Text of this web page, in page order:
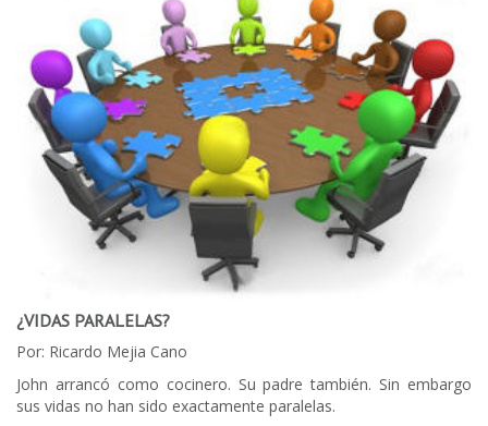
¿VIDAS PARALELAS?
Por: Ricardo Mejia Cano
John arrancó como cocinero. Su padre también. Sin embargo
sus vidas no han sido exactamente paralelas.